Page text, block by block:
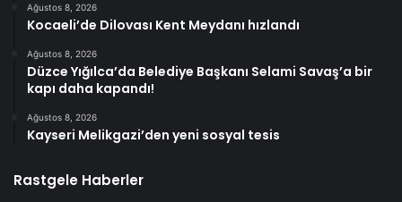
Ağustos 8, 2026
Kocaeli’de Dilovası Kent Meydanı hızlandı
Ağustos 8, 2026
Düzce Yığılca’da Belediye Başkanı Selami Savaş’a bir
kapı daha kapandı!
Ağustos 8, 2026
Kayseri Melikgazi’den yeni sosyal tesis
Rastgele Haberler